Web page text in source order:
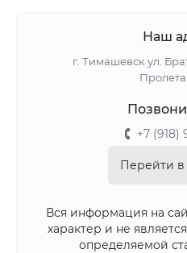
Наш
г. Тимашевск ул.
+7 (918)
Перейти в
Вся информация на
характер и не
определяемой